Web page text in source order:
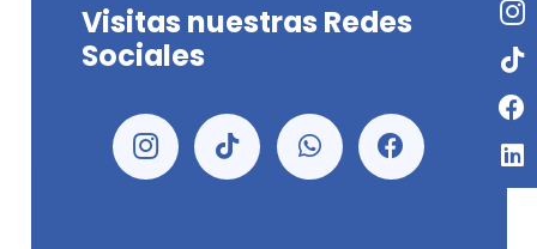
Visitas nuestras Redes
Sociales